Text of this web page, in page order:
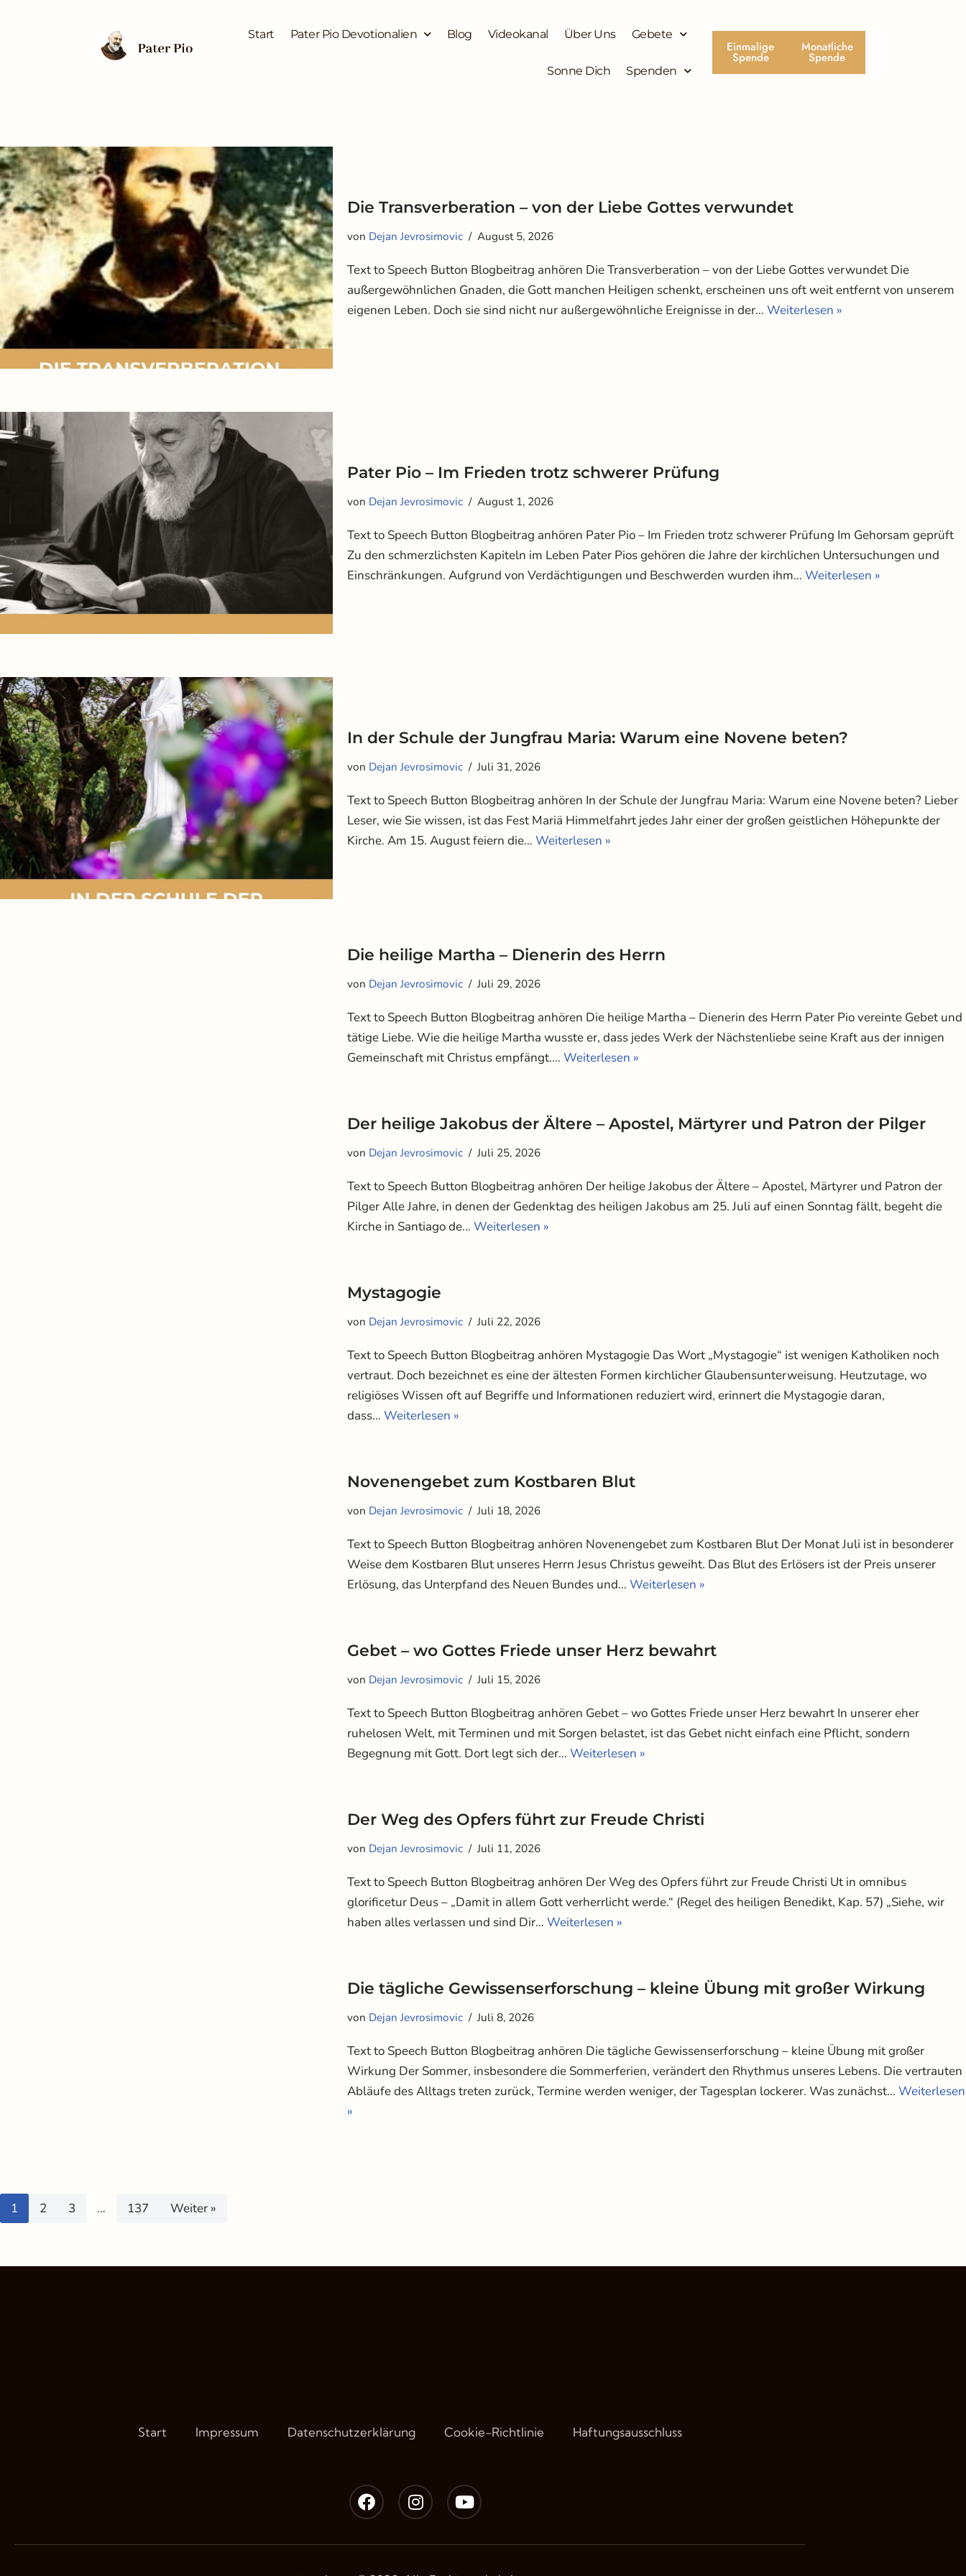
Start Pater Pio Devotionalien Blog Videokanal Über Uns Gebete
Sonne Dich Spenden
Einmalige
Spende
Monatliche
Spende
Die Transverberation – von der Liebe Gottes verwundet
von Dejan Jevrosimovic August 5, 2026
Text to Speech Button Blogbeitrag anhören Die Transverberation – von der Liebe Gottes verwundet Die
außergewöhnlichen Gnaden, die Gott manchen Heiligen schenkt, erscheinen uns oft weit entfernt von unserem
eigenen Leben. Doch sie sind nicht nur außergewöhnliche Ereignisse in der…Weiterlesen »
Pater Pio – Im Frieden trotz schwerer Prüfung
von Dejan Jevrosimovic August 1, 2026
Text to Speech Button Blogbeitrag anhören Pater Pio – Im Frieden trotz schwerer Prüfung Im Gehorsam geprüft
Zu den schmerzlichsten Kapiteln im Leben Pater Pios gehören die Jahre der kirchlichen Untersuchungen und
Einschränkungen. Aufgrund von Verdächtigungen und Beschwerden wurden ihm…Weiterlesen »
In der Schule der Jungfrau Maria: Warum eine Novene beten?
von Dejan Jevrosimovic Juli 31, 2026
Text to Speech Button Blogbeitrag anhören In der Schule der Jungfrau Maria: Warum eine Novene beten? Lieber
Leser, wie Sie wissen, ist das Fest Mariä Himmelfahrt jedes Jahr einer der großen geistlichen Höhepunkte der
Kirche. Am 15. August feiern die…Weiterlesen »
Die heilige Martha – Dienerin des Herrn
von Dejan Jevrosimovic Juli 29, 2026
Text to Speech Button Blogbeitrag anhören Die heilige Martha – Dienerin des Herrn Pater Pio vereinte Gebet und
tätige Liebe. Wie die heilige Martha wusste er, dass jedes Werk der Nächstenliebe seine Kraft aus der innigen
Gemeinschaft mit Christus empfängt.…Weiterlesen »
Der heilige Jakobus der Ältere – Apostel, Märtyrer und Patron der Pilger
von Dejan Jevrosimovic Juli 25, 2026
Text to Speech Button Blogbeitrag anhören Der heilige Jakobus der Ältere – Apostel, Märtyrer und Patron der
Pilger Alle Jahre, in denen der Gedenktag des heiligen Jakobus am 25. Juli auf einen Sonntag fällt, begeht die
Kirche in Santiago de…Weiterlesen »
Mystagogie
von Dejan Jevrosimovic Juli 22, 2026
Text to Speech Button Blogbeitrag anhören Mystagogie Das Wort „Mystagogie“ ist wenigen Katholiken noch
vertraut. Doch bezeichnet es eine der ältesten Formen kirchlicher Glaubensunterweisung. Heutzutage, wo
religiöses Wissen oft auf Begriffe und Informationen reduziert wird, erinnert die Mystagogie daran,
dass…Weiterlesen »
Novenengebet zum Kostbaren Blut
von Dejan Jevrosimovic Juli 18, 2026
Text to Speech Button Blogbeitrag anhören Novenengebet zum Kostbaren Blut Der Monat Juli ist in besonderer
Weise dem Kostbaren Blut unseres Herrn Jesus Christus geweiht. Das Blut des Erlösers ist der Preis unserer
Erlösung, das Unterpfand des Neuen Bundes und…Weiterlesen »
Gebet – wo Gottes Friede unser Herz bewahrt
von Dejan Jevrosimovic Juli 15, 2026
Text to Speech Button Blogbeitrag anhören Gebet – wo Gottes Friede unser Herz bewahrt In unserer eher
ruhelosen Welt, mit Terminen und mit Sorgen belastet, ist das Gebet nicht einfach eine Pflicht, sondern
Begegnung mit Gott. Dort legt sich der…Weiterlesen »
Der Weg des Opfers führt zur Freude Christi
von Dejan Jevrosimovic Juli 11, 2026
Text to Speech Button Blogbeitrag anhören Der Weg des Opfers führt zur Freude Christi Ut in omnibus
glorificetur Deus – „Damit in allem Gott verherrlicht werde.“ (Regel des heiligen Benedikt, Kap. 57) „Siehe, wir
haben alles verlassen und sind Dir…Weiterlesen »
Die tägliche Gewissenserforschung – kleine Übung mit großer Wirkung
von Dejan Jevrosimovic Juli 8, 2026
Text to Speech Button Blogbeitrag anhören Die tägliche Gewissenserforschung – kleine Übung mit großer
Wirkung Der Sommer, insbesondere die Sommerferien, verändert den Rhythmus unseres Lebens. Die vertrauten
Abläufe des Alltags treten zurück, Termine werden weniger, der Tagesplan lockerer. Was zunächst…Weiterlesen
»
1 2 3 … 137 Weiter »
Start Impressum Datenschutzerklärung Cookie-Richtlinie Haftungsausschluss